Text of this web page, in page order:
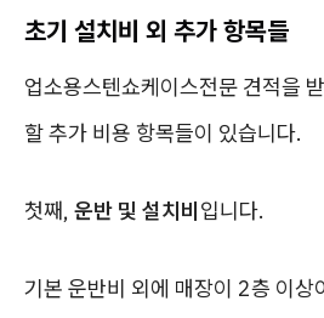
초기 설치비 외 추가 항목들
업소용스텐쇼케이스전문 견적을
할 추가 비용 항목들이 있습니다.
첫째, 운반 및 설치비입니다.
기본 운반비 외에 매장이 2층 이상